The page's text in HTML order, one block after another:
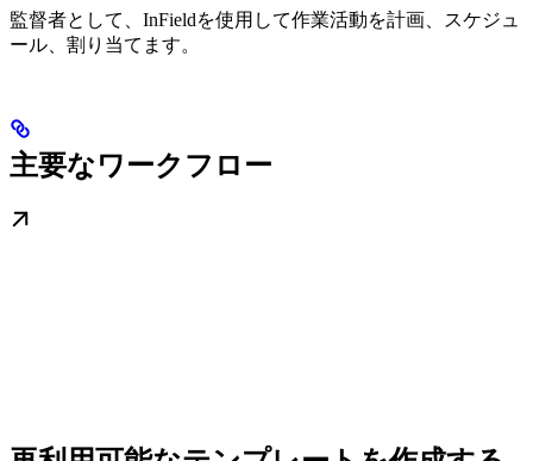
監督者として、InFieldを使用して作業活動を計画、スケジュ
ール、割り当てます。
主要なワークフロー